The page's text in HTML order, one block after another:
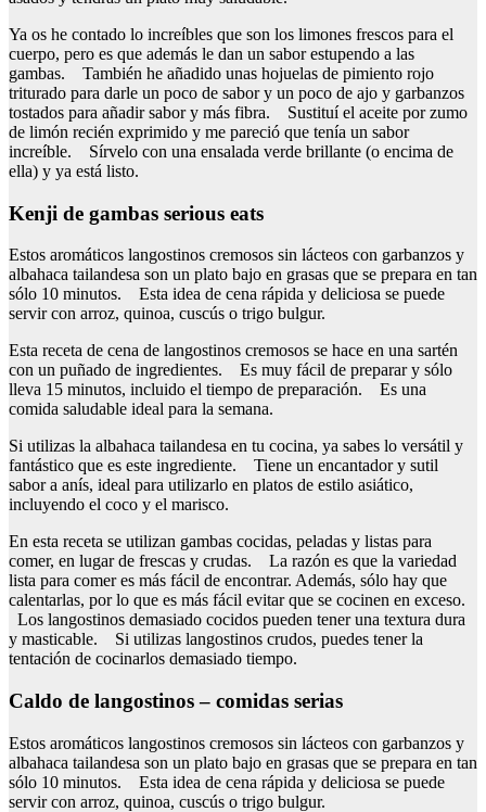
Ya os he contado lo increíbles que son los limones frescos para el
cuerpo, pero es que además le dan un sabor estupendo a las
gambas. También he añadido unas hojuelas de pimiento rojo
triturado para darle un poco de sabor y un poco de ajo y garbanzos
tostados para añadir sabor y más fibra. Sustituí el aceite por zumo
de limón recién exprimido y me pareció que tenía un sabor
increíble. Sírvelo con una ensalada verde brillante (o encima de
ella) y ya está listo.
Kenji de gambas serious eats
Estos aromáticos langostinos cremosos sin lácteos con garbanzos y
albahaca tailandesa son un plato bajo en grasas que se prepara en tan
sólo 10 minutos. Esta idea de cena rápida y deliciosa se puede
servir con arroz, quinoa, cuscús o trigo bulgur.
Esta receta de cena de langostinos cremosos se hace en una sartén
con un puñado de ingredientes. Es muy fácil de preparar y sólo
lleva 15 minutos, incluido el tiempo de preparación. Es una
comida saludable ideal para la semana.
Si utilizas la albahaca tailandesa en tu cocina, ya sabes lo versátil y
fantástico que es este ingrediente. Tiene un encantador y sutil
sabor a anís, ideal para utilizarlo en platos de estilo asiático,
incluyendo el coco y el marisco.
En esta receta se utilizan gambas cocidas, peladas y listas para
comer, en lugar de frescas y crudas. La razón es que la variedad
lista para comer es más fácil de encontrar. Además, sólo hay que
calentarlas, por lo que es más fácil evitar que se cocinen en exceso.
Los langostinos demasiado cocidos pueden tener una textura dura
y masticable. Si utilizas langostinos crudos, puedes tener la
tentación de cocinarlos demasiado tiempo.
Caldo de langostinos – comidas serias
Estos aromáticos langostinos cremosos sin lácteos con garbanzos y
albahaca tailandesa son un plato bajo en grasas que se prepara en tan
sólo 10 minutos. Esta idea de cena rápida y deliciosa se puede
servir con arroz, quinoa, cuscús o trigo bulgur.